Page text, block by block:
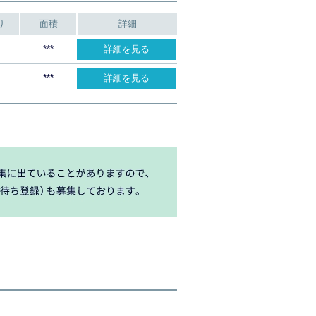
面積 詳細
*** 詳細を見る
*** 詳細を見る